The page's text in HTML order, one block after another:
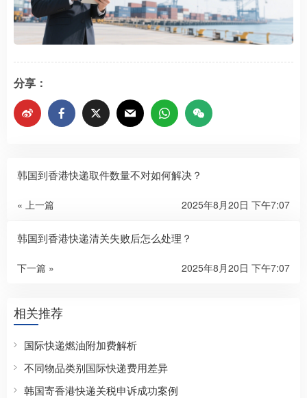
分享：
韩国到香港快递取件数量不对如何解决？
« 上一篇 2025年8月20日 下午7:07
韩国到香港快递清关失败后怎么处理？
下一篇 » 2025年8月20日 下午7:07
相关推荐
国际快递燃油附加费解析
不同物品类别国际快递费用差异
韩国寄香港快递关税申诉成功案例